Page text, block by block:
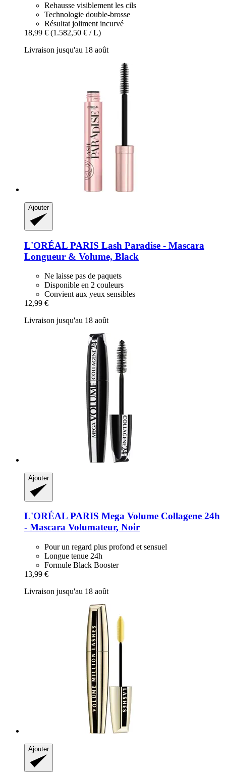
Rehausse visiblement les cils
Technologie double-brosse
Résultat joliment incurvé
18,99 € (1.582,50 € / L)
Livraison jusqu'au 18 août
Ajouter
L'ORÉAL PARIS Lash Paradise -​ Mascara
Longueur & Volume, Black
Ne laisse pas de paquets
Disponible en 2 couleurs
Convient aux yeux sensibles
12,99 €
Livraison jusqu'au 18 août
Ajouter
L'ORÉAL PARIS Mega Volume Collagene 24h
-​ Mascara Volumateur, Noir
Pour un regard plus profond et sensuel
Longue tenue 24h
Formule Black Booster
13,99 €
Livraison jusqu'au 18 août
Ajouter